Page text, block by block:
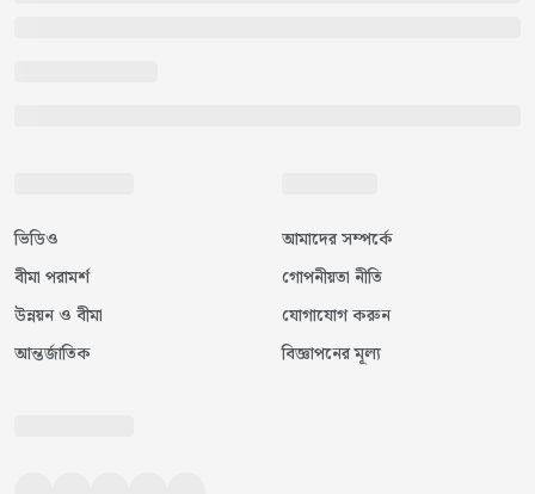
ভিডিও
বীমা পরামর্শ
উন্নয়ন ও বীমা
আন্তর্জাতিক
আমাদের সম্পর্কে
গোপনীয়তা নীতি
যোগাযোগ করুন
বিজ্ঞাপনের মূল্য